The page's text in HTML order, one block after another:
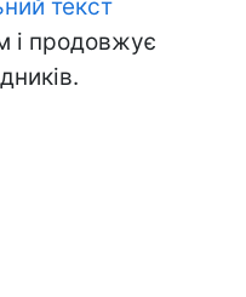
текст
і продовжує